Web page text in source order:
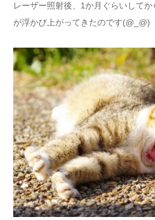
レーザー照射後、1か月ぐらいして
が浮かび上がってきたのです(@_@)